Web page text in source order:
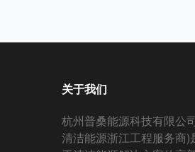
关于我们
杭州普桑能源科技有限公
清洁能源浙江工程服务商)